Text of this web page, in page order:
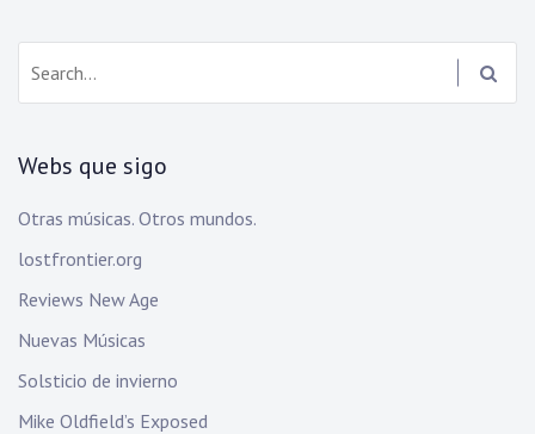
Webs que sigo
Otras músicas. Otros mundos.
lostfrontier.org
Reviews New Age
Nuevas Músicas
Solsticio de invierno
Mike Oldfield’s Exposed